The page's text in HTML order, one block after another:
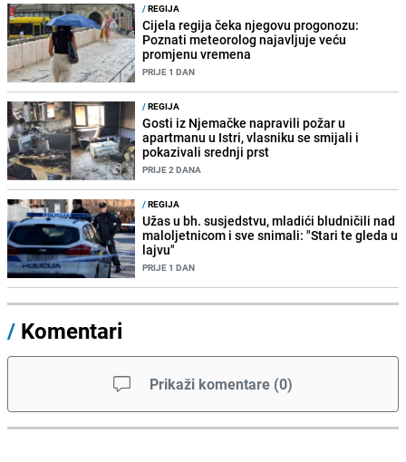
/REGIJA
Cijela regija čeka njegovu progonozu:
Poznati meteorolog najavljuje veću
promjenu vremena
PRIJE 1 DAN
/REGIJA
Gosti iz Njemačke napravili požar u
apartmanu u Istri, vlasniku se smijali i
pokazivali srednji prst
PRIJE 2 DANA
/REGIJA
Užas u bh. susjedstvu, mladići bludničili nad
maloljetnicom i sve snimali: "Stari te gleda u
lajvu"
PRIJE 1 DAN
/ Komentari
Prikaži komentare (0)